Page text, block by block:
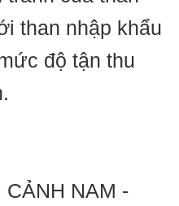
than nhập khẩu
độ tận thu
CẢNH NAM -